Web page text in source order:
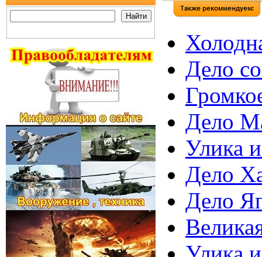
Дело
Дело
Улика
Дело
Дело